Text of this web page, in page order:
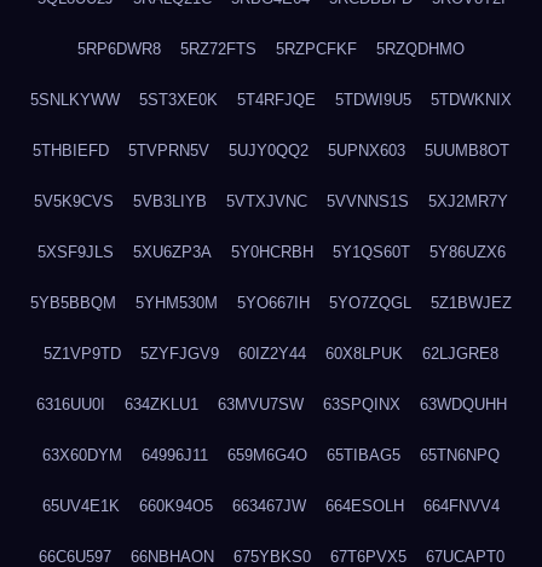
5RP6DWR8 5RZ72FTS 5RZPCFKF 5RZQDHMO
5SNLKYWW 5ST3XE0K 5T4RFJQE 5TDWI9U5 5TDWKNIX
5THBIEFD 5TVPRN5V 5UJY0QQ2 5UPNX603 5UUMB8OT
5V5K9CVS 5VB3LIYB 5VTXJVNC 5VVNNS1S 5XJ2MR7Y
5XSF9JLS 5XU6ZP3A 5Y0HCRBH 5Y1QS60T 5Y86UZX6
5YB5BBQM 5YHM530M 5YO667IH 5YO7ZQGL 5Z1BWJEZ
5Z1VP9TD 5ZYFJGV9 60IZ2Y44 60X8LPUK 62LJGRE8
6316UU0I 634ZKLU1 63MVU7SW 63SPQINX 63WDQUHH
63X60DYM 64996J11 659M6G4O 65TIBAG5 65TN6NPQ
65UV4E1K 660K94O5 663467JW 664ESOLH 664FNVV4
66C6U597 66NBHAON 675YBKS0 67T6PVX5 67UCAPT0